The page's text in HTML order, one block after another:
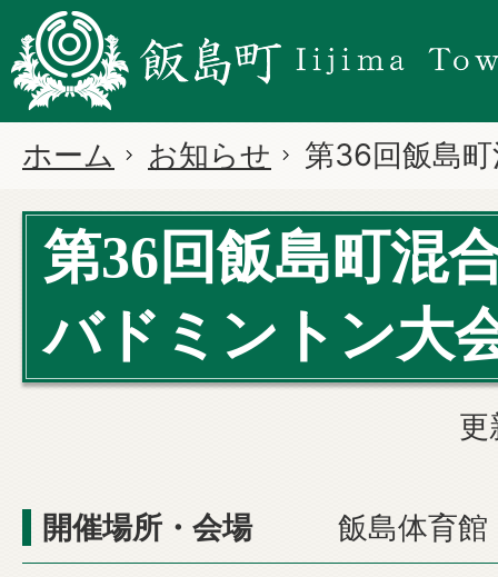
ホーム お知らせ 第36回飯島
第36回飯島町混
バドミントン大
更
開催場所・会場
飯島体育館